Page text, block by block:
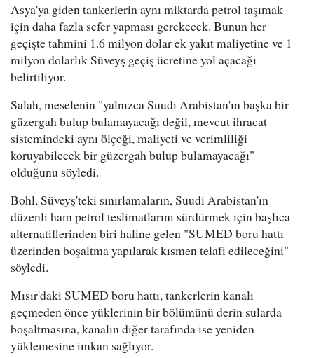
Asya'ya giden tankerlerin aynı miktarda petrol taşımak
için daha fazla sefer yapması gerekecek. Bunun her
geçişte tahmini 1.6 milyon dolar ek yakıt maliyetine ve 1
milyon dolarlık Süveyş geçiş ücretine yol açacağı
belirtiliyor.
Salah, meselenin "yalnızca Suudi Arabistan'ın başka bir
güzergah bulup bulamayacağı değil, mevcut ihracat
sistemindeki aynı ölçeği, maliyeti ve verimliliği
koruyabilecek bir güzergah bulup bulamayacağı"
olduğunu söyledi.
Bohl, Süveyş'teki sınırlamaların, Suudi Arabistan'ın
düzenli ham petrol teslimatlarını sürdürmek için başlıca
alternatiflerinden biri haline gelen "SUMED boru hattı
üzerinden boşaltma yapılarak kısmen telafi edileceğini"
söyledi.
Mısır'daki SUMED boru hattı, tankerlerin kanalı
geçmeden önce yüklerinin bir bölümünü derin sularda
boşaltmasına, kanalın diğer tarafında ise yeniden
yüklemesine imkan sağlıyor.